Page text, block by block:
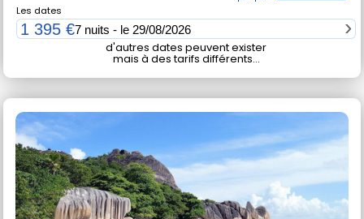
Les dates
1 395 €7 nuits - le 29/08/2026
d'autres dates peuvent exister
mais à des tarifs différents...